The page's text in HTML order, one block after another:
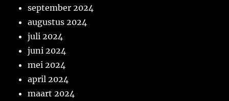
september 2024
augustus 2024
juli 2024
juni 2024
mei 2024
april 2024
maart 2024